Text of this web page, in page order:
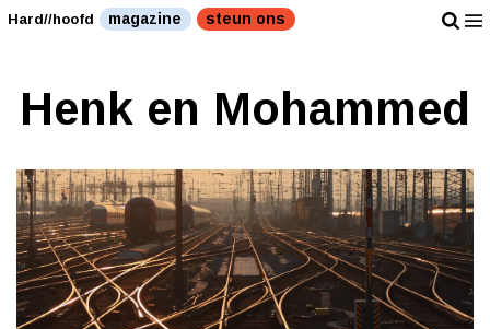
Hard//hoofd magazine steun ons
Henk en Mohammed